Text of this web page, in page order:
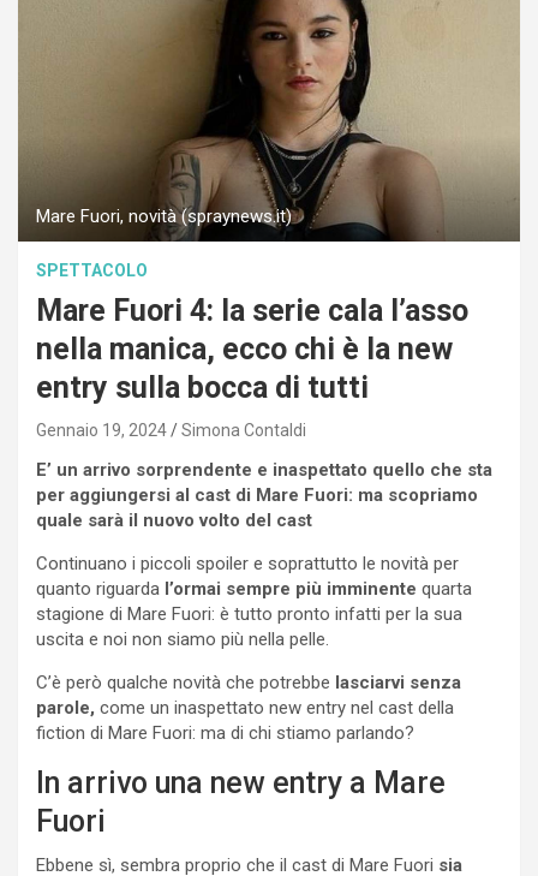
Mare Fuori, novità (spraynews.it)
SPETTACOLO
Mare Fuori 4: la serie cala l’asso
nella manica, ecco chi è la new
entry sulla bocca di tutti
Gennaio 19, 2024 Simona Contaldi
E’ un arrivo sorprendente e inaspettato quello che sta
per aggiungersi al cast di Mare Fuori: ma scopriamo
quale sarà il nuovo volto del cast
Continuano i piccoli spoiler e soprattutto le novità per
quanto riguarda l’ormai sempre più imminente quarta
stagione di Mare Fuori: è tutto pronto infatti per la sua
uscita e noi non siamo più nella pelle.
C’è però qualche novità che potrebbe lasciarvi senza
parole, come un inaspettato new entry nel cast della
fiction di Mare Fuori: ma di chi stiamo parlando?
In arrivo una new entry a Mare
Fuori
Ebbene sì, sembra proprio che il cast di Mare Fuori sia